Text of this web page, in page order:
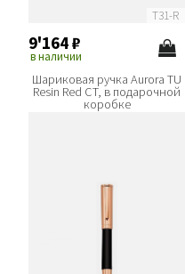
T31-R
9'164₽
в наличии
Шариковая ручка Aurora TU
Resin Red CT, в подарочной
коробке